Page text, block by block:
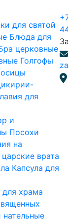
для святой
Блюда для
церковные
Голгофы
для
и
Посохи
на
врата
Капсула для
храма
нательные